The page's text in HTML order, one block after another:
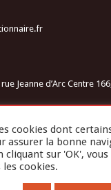
Jeanne d’Arc Centre
cookies dont
assurer la bonne
sur 'OK', vous
cookies.